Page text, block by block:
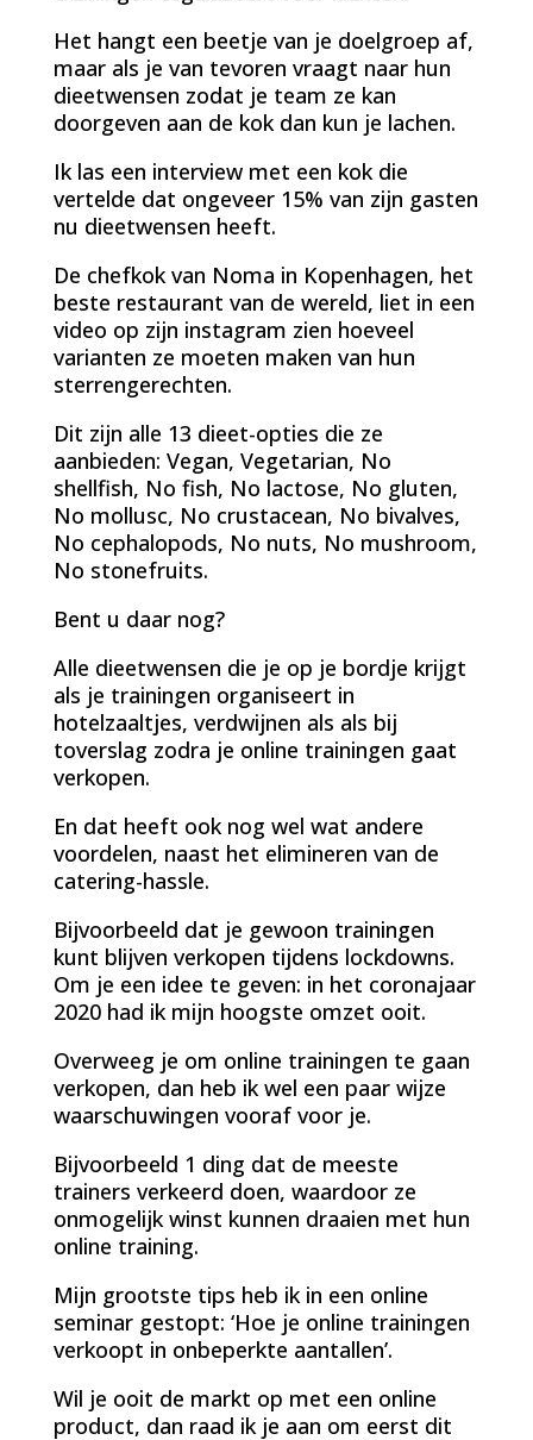
Het hangt een beetje van je doelgroep af,
maar als je van tevoren vraagt naar hun
dieetwensen zodat je team ze kan
doorgeven aan de kok dan kun je lachen.
Ik las een interview met een kok die
vertelde dat ongeveer 15% van zijn gasten
nu dieetwensen heeft.
De chefkok van Noma in Kopenhagen, het
beste restaurant van de wereld, liet in een
video op zijn instagram zien hoeveel
varianten ze moeten maken van hun
sterrengerechten.
Dit zijn alle 13 dieet-opties die ze
aanbieden: Vegan, Vegetarian, No
shellfish, No fish, No lactose, No gluten,
No mollusc, No crustacean, No bivalves,
No cephalopods, No nuts, No mushroom,
No stonefruits.
Bent u daar nog?
Alle dieetwensen die je op je bordje krijgt
als je trainingen organiseert in
hotelzaaltjes, verdwijnen als als bij
toverslag zodra je online trainingen gaat
verkopen.
En dat heeft ook nog wel wat andere
voordelen, naast het elimineren van de
catering-hassle.
Bijvoorbeeld dat je gewoon trainingen
kunt blijven verkopen tijdens lockdowns.
Om je een idee te geven: in het coronajaar
2020 had ik mijn hoogste omzet ooit.
Overweeg je om online trainingen te gaan
verkopen, dan heb ik wel een paar wijze
waarschuwingen vooraf voor je.
Bijvoorbeeld 1 ding dat de meeste
trainers verkeerd doen, waardoor ze
onmogelijk winst kunnen draaien met hun
online training.
Mijn grootste tips heb ik in een online
seminar gestopt: ‘Hoe je online trainingen
verkoopt in onbeperkte aantallen’.
Wil je ooit de markt op met een online
product, dan raad ik je aan om eerst dit